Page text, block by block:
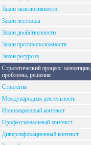
Закон эксклюзивности
Закон лестницы
Закон двойственности
Закон противоположности
Закон ресурсов
Стратегический процесс: концепции,
проблемы, решения
Стратегия
Международная деятельность
Инновационный контекст
Профессиональный контекст
Диверсификационный контекст